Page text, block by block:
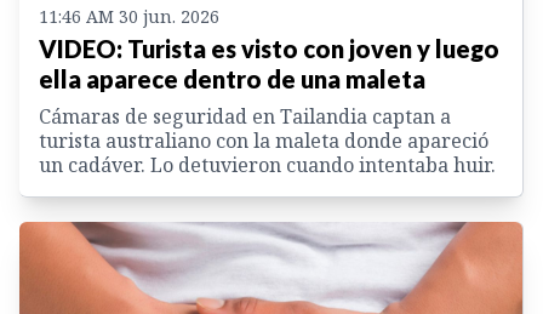
11:46 AM 30 jun. 2026
VIDEO: Turista es visto con joven y luego
ella aparece dentro de una maleta
Cámaras de seguridad en Tailandia captan a
turista australiano con la maleta donde apareció
un cadáver. Lo detuvieron cuando intentaba huir.